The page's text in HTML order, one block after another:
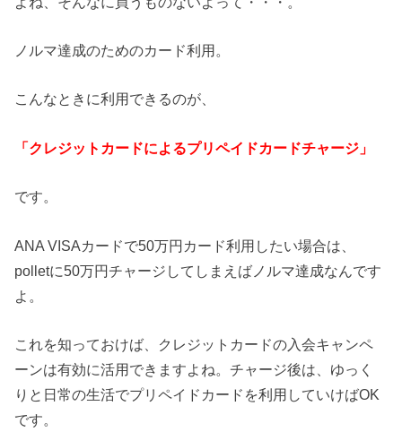
ノルマ達成のためのカード利用。
こんなときに利用できるのが、
「クレジットカードによるプリペイドカードチャージ」
です。
ANA VISAカードで50万円カード利用したい場合は、
polletに50万円チャージしてしまえばノルマ達成なんです
よ。
これを知っておけば、クレジットカードの入会キャンペ
ーンは有効に活用できますよね。チャージ後は、ゆっく
りと日常の生活でプリペイドカードを利用していけばOK
です。